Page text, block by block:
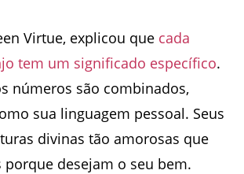
Virtue, explicou que cada
tem um significado específico.
números são combinados,
sua linguagem pessoal. Seus
divinas tão amorosas que
desejam o seu bem.